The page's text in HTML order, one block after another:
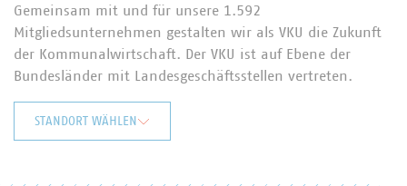
Gemeinsam mit und für unsere 1.592
Mitgliedsunternehmen gestalten wir als VKU die Zukunft
der Kommunalwirtschaft. Der VKU ist auf Ebene der
Bundesländer mit Landesgeschäftsstellen vertreten.
STANDORT WÄHLEN